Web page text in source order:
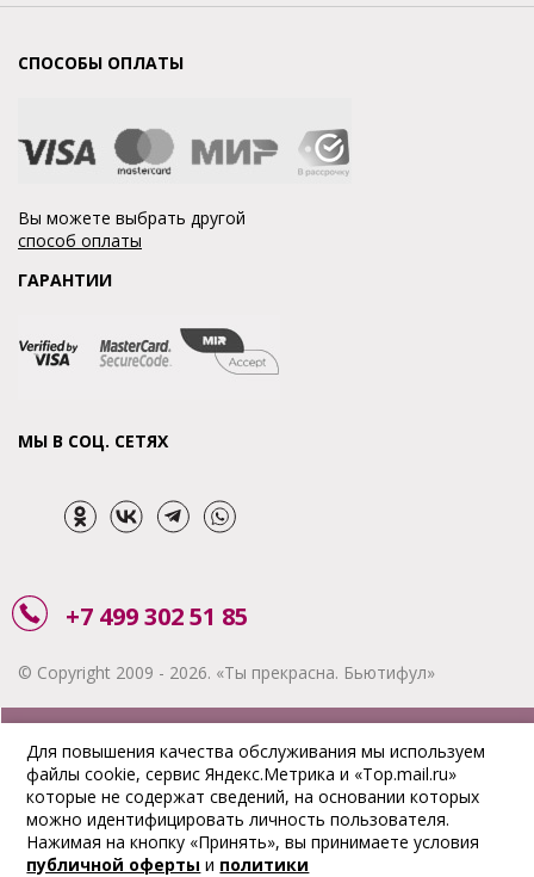
СПОСОБЫ ОПЛАТЫ
Вы можете выбрать другой
способ оплаты
ГАРАНТИИ
МЫ В СОЦ. СЕТЯХ
+7 499 302 51 85
© Copyright 2009 - 2026. «Ты прекрасна. Бьютифул»
АКЦИИ
ДОСТАВКА
ОПЛАТА
Для повышения качества обслуживания мы используем
файлы cookie, сервис Яндекс.Метрика и «Top.mail.ru»
которые не содержат сведений, на основании которых
можно идентифицировать личность пользователя.
Нажимая на кнопку «Принять», вы принимаете условия
публичной оферты и политики